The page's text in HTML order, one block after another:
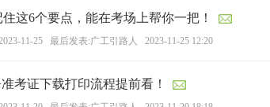
住这6个要点，能在考场上帮你一把！
11-25 最后发表:广工引路人 2023-11-25 12:20
考证下载打印流程提前看！